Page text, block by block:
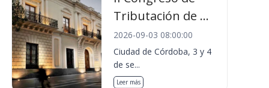
Tributación de ...
2026-09-03 08:00:00
Ciudad de Córdoba, 3 y 4
de se...
Leer más